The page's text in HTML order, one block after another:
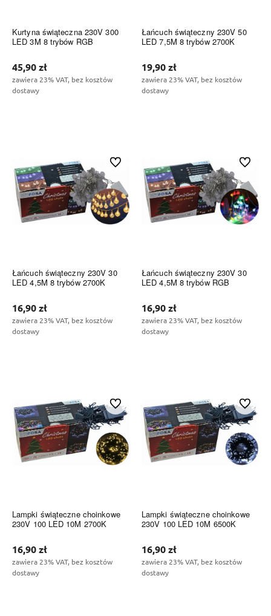
Kurtyna świąteczna 230V 300
LED 3M 8 trybów RGB
45,90 zł
zawiera 23% VAT, bez kosztów
dostawy
Łańcuch świąteczny 230V 50
LED 7,5M 8 trybów 2700K
19,90 zł
zawiera 23% VAT, bez kosztów
dostawy
Łańcuch świąteczny 230V 30
LED 4,5M 8 trybów 2700K
16,90 zł
zawiera 23% VAT, bez kosztów
dostawy
Do ulubionych
Łańcuch świąteczny 230V 30
LED 4,5M 8 trybów RGB
16,90 zł
zawiera 23% VAT, bez kosztów
dostawy
Do
Lampki świąteczne choinkowe
230V 100 LED 10M 2700K
16,90 zł
zawiera 23% VAT, bez kosztów
dostawy
Do ulubionych
Lampki świąteczne choinkowe
230V 100 LED 10M 6500K
16,90 zł
zawiera 23% VAT, bez kosztów
dostawy
Do